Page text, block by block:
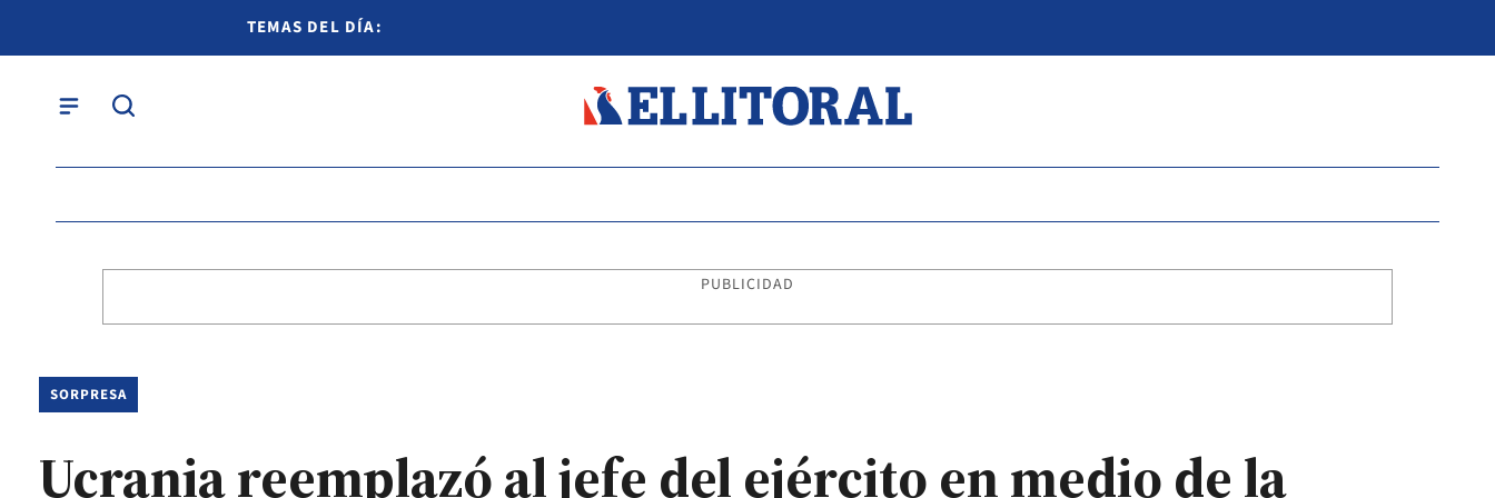
TEMAS DEL DÍA:
PUBLICIDAD
SORPRESA
Ucrania reemplazó al jefe del ejército en medio de la